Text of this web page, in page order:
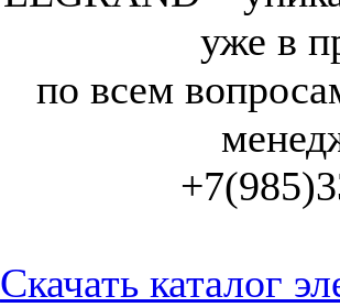
уже в
по всем
Скачать каталог